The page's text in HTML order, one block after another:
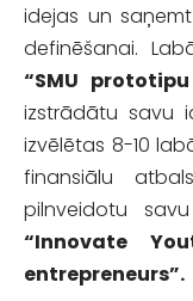
idejas un
definēšanai.
“SMU
izstrādātu savu
izvēlētas 8-10
finansiālu
pilnveidotu
“Innovate
entrepreneurs”.